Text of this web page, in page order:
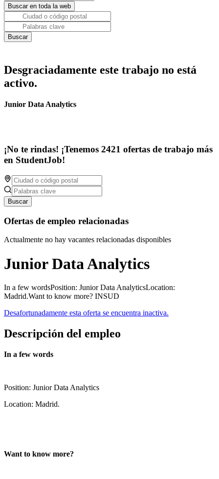
Desgraciadamente este trabajo no está
activo.
Junior Data Analytics
¡No te rindas! ¡Tenemos 2421 ofertas de trabajo más
en StudentJob!
Buscar
Ofertas de empleo relacionadas
Actualmente no hay vacantes relacionadas disponibles
Junior Data Analytics
In a few wordsPosition: Junior Data AnalyticsLocation:
Madrid.Want to know more? INSUD
Desafortunadamente esta oferta se encuentra inactiva.
Descripción del empleo
In a few words
Position: Junior Data Analytics
Location: Madrid.
Want to know more?